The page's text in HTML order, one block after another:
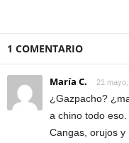
1 COMENTARIO
María C. 21
¿Gazpacho?
a chino todo
Cangas, orujos y